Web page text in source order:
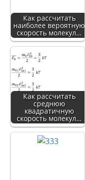
Как рассчитать
наиболее вероятную
скорость молекул…
Как рассчитать
среднюю
квадратичную
скорость молекул…